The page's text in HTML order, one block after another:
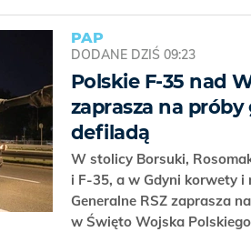
PAP
DODANE DZIŚ 09:23
Polskie F-35 nad
zaprasza na
defiladą
W stolicy Borsuki,
i F-35, a w Gdyni korwety
Generalne RSZ zaprasza
w Święto Wojska